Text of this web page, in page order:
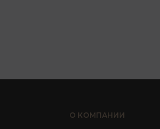
О КОМПАНИИ